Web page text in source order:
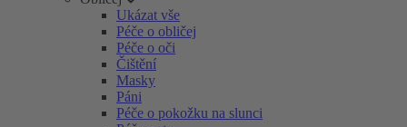
Ukázat vše
Péče o obličej
Péče o oči
Čištění
Masky
Páni
Péče o pokožku na slunci